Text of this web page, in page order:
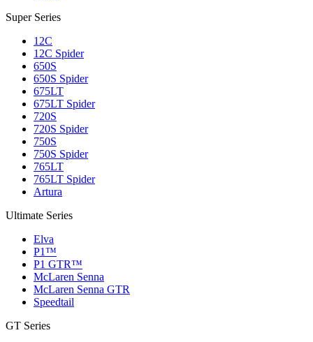
Super Series
12C
12C Spider
650S
650S Spider
675LT
675LT Spider
720S
720S Spider
750S
750S Spider
765LT
765LT Spider
Artura
Ultimate Series
Elva
P1™
P1 GTR™
McLaren Senna
McLaren Senna GTR
Speedtail
GT Series